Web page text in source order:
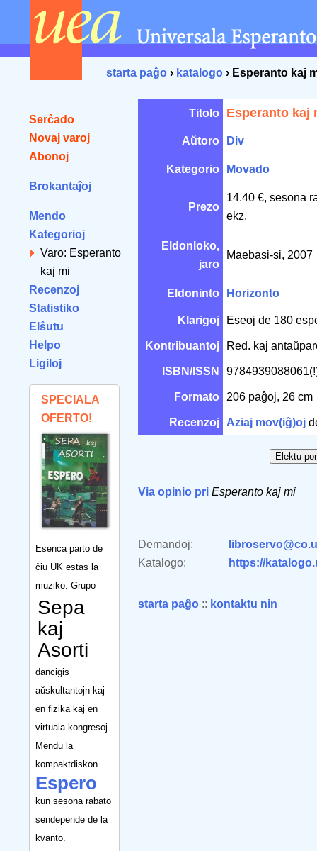
starta paĝo › katalogo › Esperanto kaj
Serĉado
Novaj varoj
Abonoj
Brokantaĵoj
Mendo
Kategorioj
Varo: Esperanto
kaj mi
Recenzoj
Statistiko
Elŝutu
Helpo
Ligiloj
SPECIALA
OFERTO!
Esenca parto de
ĉiu UK estas la
muziko. Grupo
Sepa
kaj
Asorti
dancigis
aŭskultantojn kaj
en fizika kaj en
virtuala kongresoj.
Mendu la
kompaktdiskon
Espero
kun sesona rabato
sendepende de la
kvanto.
Titolo Esperanto kaj
Aŭtoro Div
Kategorio Movado
Prezo
14.40 €, sesona
ekz.
Eldonloko,
jaro
Maebasi-si, 2007
Eldoninto Horizonto
Klarigoj Eseoj de 180
Kontribuantoj Red. kaj
ISBN/ISSN
Formato 206 paĝoj, 26 cm
Recenzoj Aziaj mov(iĝ)oj
Via opinio pri Esperanto kaj mi
Demandoj:
Katalogo:
https://
starta paĝo :: kontaktu nin